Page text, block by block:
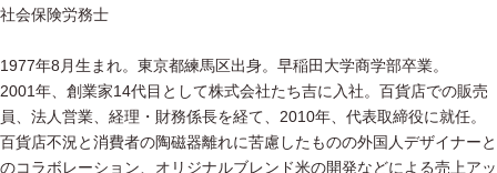
社会保険労務士
1977年8月生まれ。東京都練馬区出身。早稲田大学商学部卒業。
2001年、創業家14代目として株式会社たち吉に入社。百貨店での販売
員、法人営業、経理・財務係長を経て、2010年、代表取締役に就任。
百貨店不況と消費者の陶磁器離れに苦慮したものの外国人デザイナーと
のコラボレーション、オリジナルブレンド米の開発などによる売上アッ